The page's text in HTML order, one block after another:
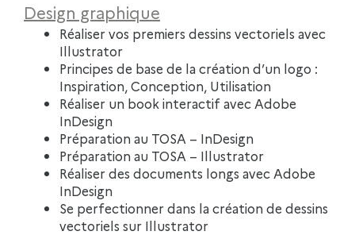
Design graphique
Réaliser vos premiers dessins vectoriels avec
Illustrator
Principes de base de la création d’un logo :
Inspiration, Conception, Utilisation
Réaliser un book interactif avec Adobe
InDesign
Préparation au TOSA – InDesign
Préparation au TOSA – Illustrator
Réaliser des documents longs avec Adobe
InDesign
Se perfectionner dans la création de dessins
vectoriels sur Illustrator